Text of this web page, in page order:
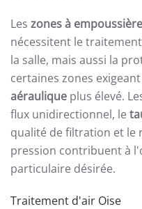
Les zones à
nécessitent le
la salle, mais aussi la
certaines zones
aéraulique plus élevé.
flux unidirectionnel, le
qualité de filtration et le
pression contribuent à
particulaire désirée.
Traitement d'air Oise